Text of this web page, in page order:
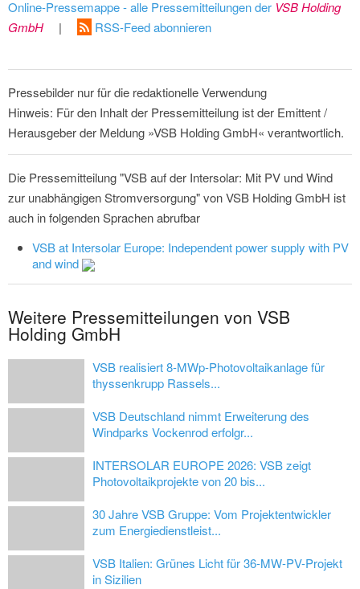
Online-Pressemappe - alle Pressemitteilungen der VSB Holding
GmbH
| RSS-Feed abonnieren
Pressebilder nur für die redaktionelle Verwendung
Hinweis: Für den Inhalt der Pressemitteilung ist der Emittent /
Herausgeber der Meldung »VSB Holding GmbH« verantwortlich.
Die Pressemitteilung "VSB auf der Intersolar: Mit PV und Wind
zur unabhängigen Stromversorgung" von VSB Holding GmbH ist
auch in folgenden Sprachen abrufbar
VSB at Intersolar Europe: Independent power supply with PV
and wind
Weitere Pressemitteilungen von VSB
Holding GmbH
VSB realisiert 8-MWp-Photovoltaikanlage für
thyssenkrupp Rassels...
VSB Deutschland nimmt Erweiterung des
Windparks Vockenrod erfolgr...
INTERSOLAR EUROPE 2026: VSB zeigt
Photovoltaikprojekte von 20 bis...
30 Jahre VSB Gruppe: Vom Projektentwickler
zum Energiedienstleist...
VSB Italien: Grünes Licht für 36-MW-PV-Projekt
in Sizilien